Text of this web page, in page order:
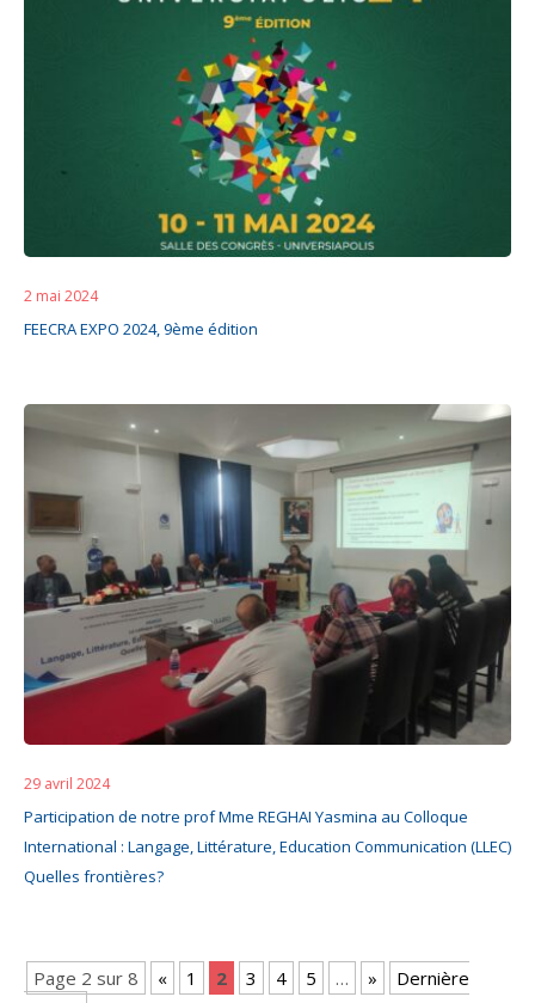
2 mai 2024
FEECRA EXPO 2024, 9ème édition
29 avril 2024
Participation de notre prof Mme REGHAI Yasmina au Colloque
International : Langage, Littérature, Education Communication (LLEC)
Quelles frontières?
Page 2 sur 8 « 1 2 3 4 5 … »
Dernière